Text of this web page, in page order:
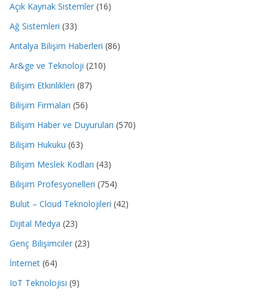
Açık Kaynak Sistemler (16)
Ağ Sistemleri (33)
Antalya Bilişim Haberleri (86)
Ar&ge ve Teknoloji (210)
Bilişim Etkinlikleri (87)
Bilişim Firmaları (56)
Bilişim Haber ve Duyuruları (570)
Bilişim Hukuku (63)
Bilişim Meslek Kodları (43)
Bilişim Profesyonelleri (754)
Bulut – Cloud Teknolojileri (42)
Dijital Medya (23)
Genç Bilişimciler (23)
İnternet (64)
IoT Teknolojisi (9)